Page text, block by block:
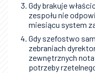
Gdy brakuje
zespołu nie
miesiącu system
Gdy szefostwo
zebraniach
zewnętrznych
potrzeby